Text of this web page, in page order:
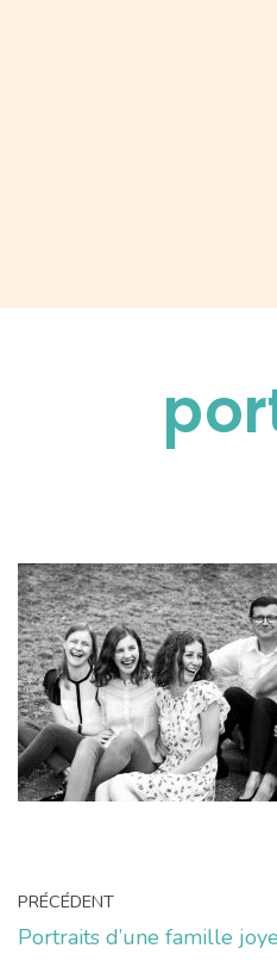
PRÉCÉDENT
Portraits d’une famille